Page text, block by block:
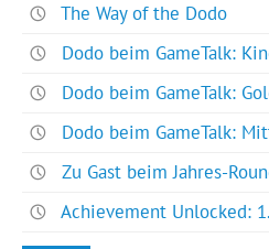
The Way of the Dodo
Dodo beim GameTalk:
Dodo beim GameTalk:
Dodo beim GameTalk:
Zu Gast beim Jahres-
Achievement Unlocked: